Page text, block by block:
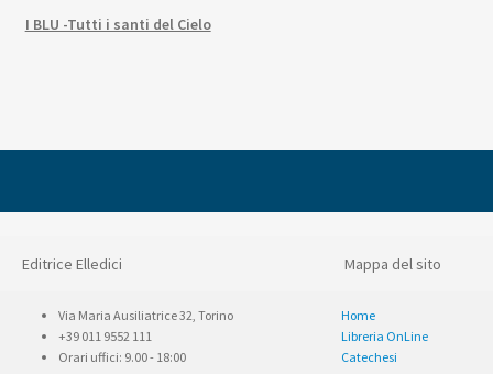
I BLU -Tutti i santi del Cielo
Editrice Elledici Mappa del sito
Via Maria Ausiliatrice 32, Torino
+39 011 9552 111
Orari uffici: 9.00 - 18:00
Home
Libreria OnLine
Catechesi